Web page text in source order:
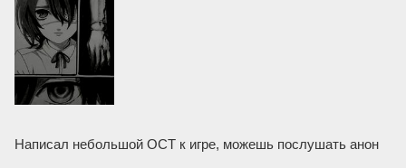
Написал небольшой ОСТ к игре, можешь послушать анон